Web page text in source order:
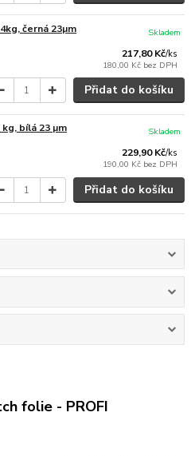
černá 23µm
217,80 Kč/ks
180,00 Kč bez DPH
Skladem
Přidat do košíku
bílá 23 µm
229,90 Kč/ks
190,00 Kč bez DPH
Skladem
Přidat do košíku
folie - PROFI